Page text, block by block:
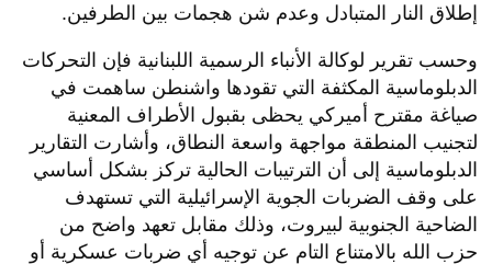
إطلاق النار المتبادل وعدم شن هجمات بين الطرفين.
​وحسب تقرير لوكالة الأنباء الرسمية اللبنانية فإن التحركات
الدبلوماسية المكثفة التي تقودها واشنطن ساهمت في
صياغة مقترح أميركي يحظى بقبول الأطراف المعنية
لتجنيب المنطقة مواجهة واسعة النطاق، وأشارت التقارير
الدبلوماسية إلى أن الترتيبات الحالية تركز بشكل أساسي
على وقف الضربات الجوية الإسرائيلية التي تستهدف
الضاحية الجنوبية لبيروت، وذلك مقابل تعهد واضح من
حزب الله بالامتناع التام عن توجيه أي ضربات عسكرية أو